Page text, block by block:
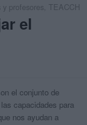
profesores TEACCH
el
el conjunto de
capacidades para
nos ayudan a